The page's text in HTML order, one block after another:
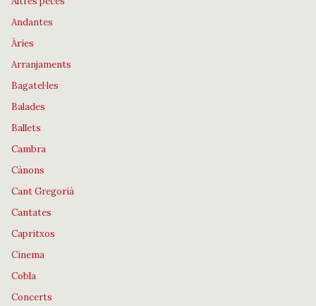
Andantes
Àries
Arranjaments
Bagatel·les
Balades
Ballets
Cambra
Cànons
Cant Gregorià
Cantates
Capritxos
Cinema
Cobla
Concerts